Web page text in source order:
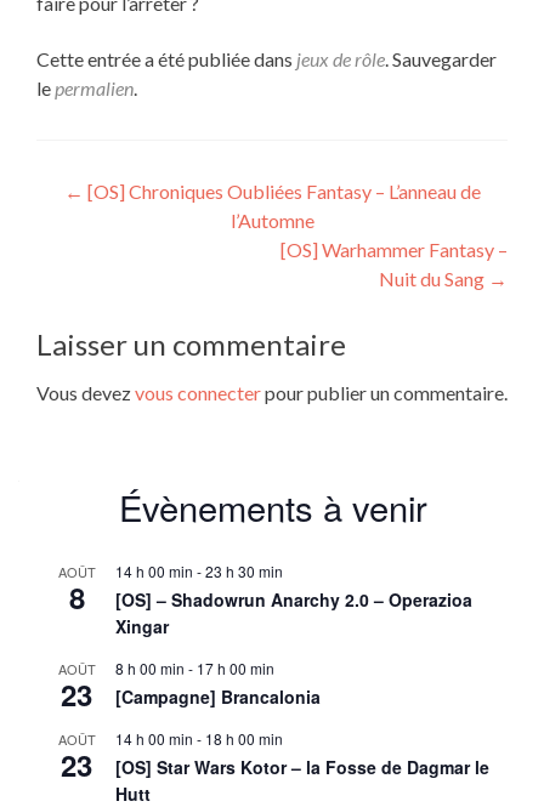
Cette entrée a été publiée dans jeux de rôle. Sauvegarder
lepermalien.
Navigation
← [OS] Chroniques Oubliées Fantasy – L’anneau de
l’Automne
[OS] Warhammer Fantasy –
Nuit du Sang →
Laisser un commentaire
Vous devezvous connecterpour publier un commentaire.
Évènements à venir
AOÛT
8
14 h 00 min -23 h 30 min
[OS] – Shadowrun Anarchy 2.0 – Operazioa
Xingar
AOÛT
23
8 h 00 min - 17 h 00 min
[Campagne] Brancalonia
AOÛT
23
14 h 00 min - 18 h 00 min
[OS] Star Wars Kotor – la Fosse de Dagmar le
Hutt